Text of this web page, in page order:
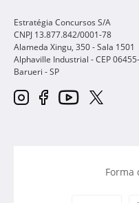
Estratégia Concursos S/A
CNPJ 13.877.842/0001-78
Alameda Xingu, 350 - Sala 1501
Alphaville Industrial - CEP
Barueri -SP
Forma